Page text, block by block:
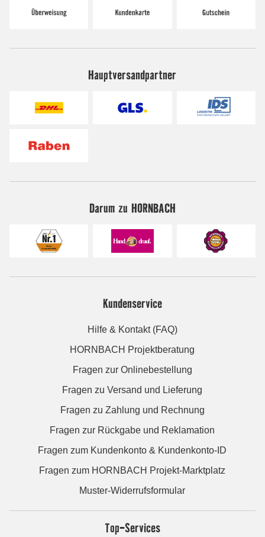
Hauptversandpartner
Darum zu HORNBACH
Kundenservice
Hilfe & Kontakt (FAQ)
HORNBACH Projektberatung
Fragen zur Onlinebestellung
Fragen zu Versand und Lieferung
Fragen zu Zahlung und Rechnung
Fragen zur Rückgabe und Reklamation
Fragen zum Kundenkonto & Kundenkonto-ID
Fragen zum HORNBACH Projekt-Marktplatz
Muster-Widerrufsformular
Top-Services